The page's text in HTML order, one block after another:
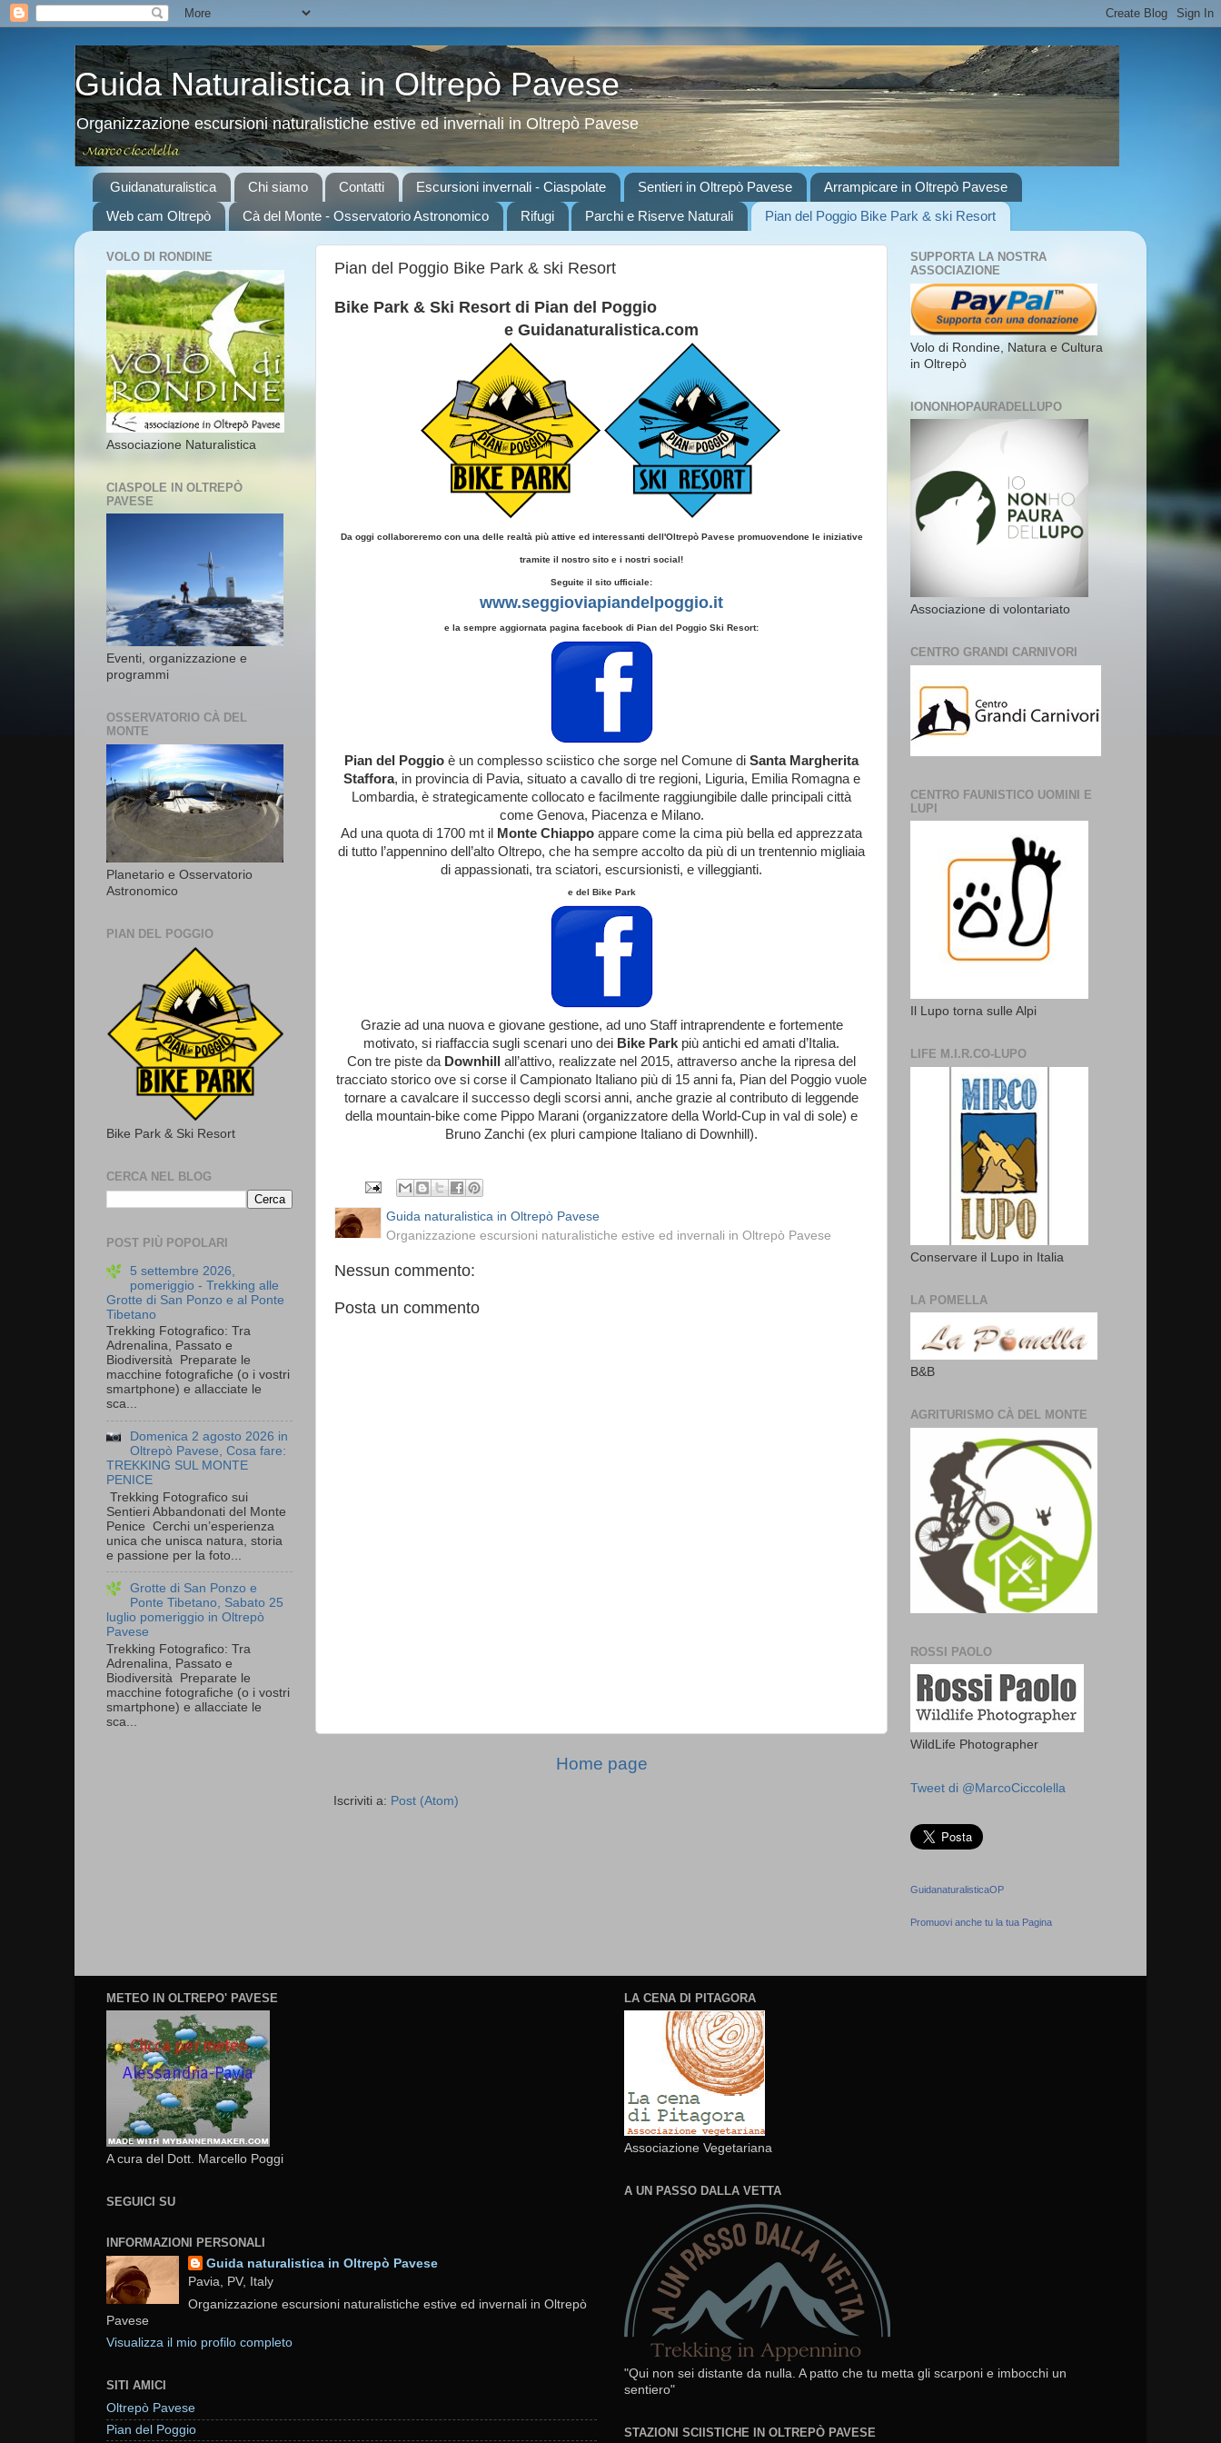
Guida Naturalistica in Oltrepò Pavese
Organizzazione escursioni naturalistiche estive ed invernali in Oltrepò Pavese
Guidanaturalistica Chi siamo Contatti Escursioni invernali - Ciaspolate Sentieri in Oltrepò Pavese
Arrampicare in Oltrepò Pavese
Web cam Oltrepò
Cà del Monte - Osservatorio Astronomico Rifugi Parchi e Riserve Naturali Pian del Poggio Bike Park & ski Resort
Pian del Poggio Bike Park & ski Resort
Bike Park & Ski Resort di Pian del Poggio
e Guidanaturalistica.com
Da oggi collaboreremo con una delle realtà più attive ed interessanti dell'Oltrepò Pavese promuovendone le iniziative
tramite il nostro sito e i nostri social!
Seguite il sito ufficiale:
www.seggioviapiandelpoggio.it
e la sempre aggiornata pagina facebook di Pian del Poggio Ski Resort:
Pian del Poggio è un complesso sciistico che sorge nel Comune di Santa Margherita
Staffora, in provincia di Pavia, situato a cavallo di tre regioni, Liguria, Emilia Romagna e
Lombardia, è strategicamente collocato e facilmente raggiungibile dalle principali città
come Genova, Piacenza e Milano.
Ad una quota di 1700 mt il
Monte Chiappo appare come la cima più bella ed apprezzata
di tutto l’appennino dell’alto Oltrepo, che ha sempre accolto da più di un trentennio migliaia
di appassionati, tra sciatori, escursionisti, e villeggianti.
e del Bike Park
Grazie ad una nuova e giovane gestione, ad uno Staff intraprendente e fortemente
motivato, si riaffaccia sugli scenari uno dei Bike Park più antichi ed amati d’Italia.
Con tre piste da Downhill
all’attivo, realizzate nel 2015, attraverso anche la ripresa del
tracciato storico ove si corse il Campionato Italiano più di 15 anni fa, Pian del Poggio vuole
tornare a cavalcare il successo degli scorsi anni, anche grazie al contributo di leggende
della mountain-bike come Pippo Marani (organizzatore della World-Cup in val di sole) e
Bruno Zanchi (ex pluri campione Italiano di Downhill).
Guida naturalistica in Oltrepò Pavese
Organizzazione escursioni naturalistiche estive ed invernali in Oltrepò Pavese
Nessun commento:
Posta un commento
Home page
Iscriviti a: Post (Atom)
VOLO DI RONDINE
Associazione Naturalistica
CIASPOLE IN OLTREPÒ
PAVESE
Eventi, organizzazione e
programmi
OSSERVATORIO CÀ DEL
MONTE
Planetario e Osservatorio
Astronomico
PIAN DEL POGGIO
Bike Park & Ski Resort
CERCA NEL BLOG
POST PIÙ POPOLARI
5 settembre 2026,
pomeriggio - Trekking alle
Grotte di San Ponzo e al Ponte
Tibetano
Trekking Fotografico: Tra
Adrenalina, Passato e
Biodiversità Preparate le
macchine fotografiche (o i vostri
smartphone) e allacciate le
sca...
Domenica 2 agosto 2026 in
Oltrepò Pavese, Cosa fare:
TREKKING SUL MONTE
PENICE
Trekking Fotografico sui
Sentieri Abbandonati del Monte
Penice Cerchi un’esperienza
unica che unisca natura, storia
e passione per la foto...
Grotte di San Ponzo e
Ponte Tibetano, Sabato 25
luglio pomeriggio in Oltrepò
Pavese
Trekking Fotografico: Tra
Adrenalina, Passato e
Biodiversità Preparate le
macchine fotografiche (o i vostri
smartphone) e allacciate le
sca...
SUPPORTA LA NOSTRA
ASSOCIAZIONE
Volo di Rondine, Natura e Cultura
in Oltrepò
IONONHOPAURADELLUPO
Associazione di volontariato
CENTRO GRANDI CARNIVORI
CENTRO FAUNISTICO UOMINI E
LUPI
Il Lupo torna sulle Alpi
LIFE M.I.R.CO-LUPO
Conservare il Lupo in Italia
LA POMELLA
B&B
AGRITURISMO CÀ DEL MONTE
ROSSI PAOLO
WildLife Photographer
Tweet di @MarcoCiccolella
GuidanaturalisticaOP
Promuovi anche tu la tua Pagina
METEO IN OLTREPO' PAVESE
A cura del Dott. Marcello Poggi
SEGUICI SU
INFORMAZIONI PERSONALI
Guida naturalistica in Oltrepò Pavese
Pavia, PV, Italy
Organizzazione escursioni naturalistiche estive ed invernali in Oltrepò
Pavese
Visualizza il mio profilo completo
SITI AMICI
Oltrepò Pavese
Pian del Poggio
LA CENA DI PITAGORA
Associazione Vegetariana
A UN PASSO DALLA VETTA
"Qui non sei distante da nulla. A patto che tu metta gli scarponi e imbocchi un
sentiero"
STAZIONI SCIISTICHE IN OLTREPÒ PAVESE